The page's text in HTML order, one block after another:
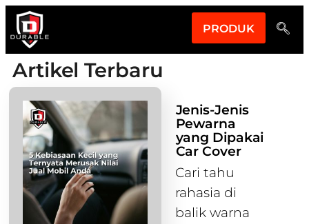
PRODUK
Artikel Terbaru
Jenis-Jenis
Pewarna
yang Dipakai
Car Cover
Cari tahu
rahasia di
balik warna